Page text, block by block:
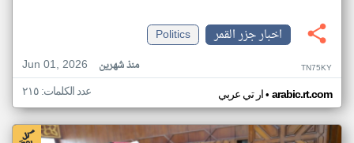
اخبار جزر القمر
Politics
Jun 01, 2026
منذ شهرين TN75KY
ار تي عربي• arabic.rt.com عدد الكلمات: ٢١٥